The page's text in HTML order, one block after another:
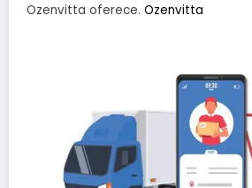
Ozenvitta oferece. Ozenvitta